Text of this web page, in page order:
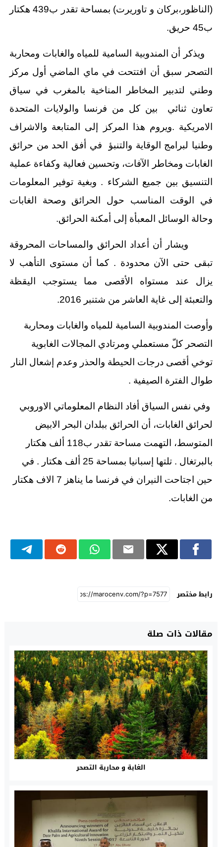
(الناظور،بركان و تاوريرت) بمساحة تقدر ب439 هكتار
ب45 حريق.
ويذكر أن المندوبية السامية للمياه والغابات ومحاربة
التصحر سبق أن افتتحت في ماي الماضي أول مركز
وطني لتدبير المخاطر المناخية بالمغرب في سياق
تعاون ثنائي بين كل من فرنسا والولايات المتحدة
الامريكية .ويروم هذا المركز إلى المتابعة والاشراف
وطنيا لبرامج الوقاية والتنبؤ في أفق الحد من حرائق
الغابات ومخاطر الآفات، وتحسين فعالية وكفاءة عملية
التنسيق بين جميع الشركاء . وبغية توفير المعلومات
في الوقت المناسب حول الحرائق وصحة الغابات
وحالة الوسائل المعبأة إلى أمكنة الحرائق.
ويشار أن أعداد الحرائق والمساحات المحروقة
تبقى حتى الآن محدودة . كما أن مستوى التأهب لا
يزال عند مستواه الأقصى مما يستوجب اليقظة
والتعبئة إلى غاية العاشر من شتنبر 2016.
وأوصت المندوبية السامية للمياه والغابات ومحاربة
التصحر كلّ مستعملي ومرتادي المجالات الغابوية
توخي أقصى درجات الحيطة والحذر وعدم إشعال النار
طوال الفترة الصيفية .
وفي نفس السياق أفاد النظام المعلوماتي الاوروبي
لحرائق الغابات، أن الحرائق ببلدان البحر الابيض
المتوسط، التهمت مساحة تقدر ب118 ألف هكتار
بالبرتغال . تلتها إسبانيا بمساحة 25 ألف هكتار . في
حين اجتاحت النيران في فرنسا ما يناهز 7 الاف هكتار
من الغابات.
رابط مختصر
مقالات ذات صلة
الغابة و محاربة التصحر